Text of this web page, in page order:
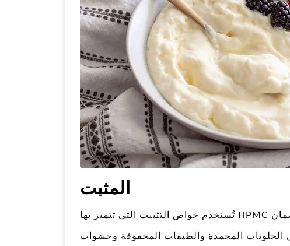
المثبت
تُستخدم خواص التثبيت التي تتميز بها HPMC في العديد من المنتجات الغذائية لمنع الانفصال وضمان
المجمدة والطبقات المخفوقة وحشوات